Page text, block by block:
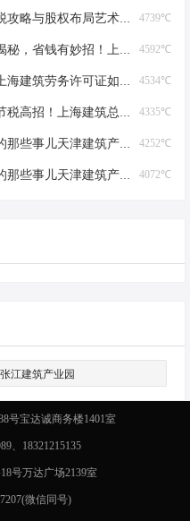
4739℃
艺术上海建筑分包有什么费用
4592℃
海建筑劳务许可证办理费用是多少
4534℃
筑劳务许可证如何节税
4335℃
上海建筑总包免费办理吗？
4252℃
津建筑产业园总包资质挂靠
4072℃
津建筑产业园总包资质挂靠
张江建筑产业园
号宝达诚商务楼1401室
、18321215135
号万达广场2139室
微信同号)